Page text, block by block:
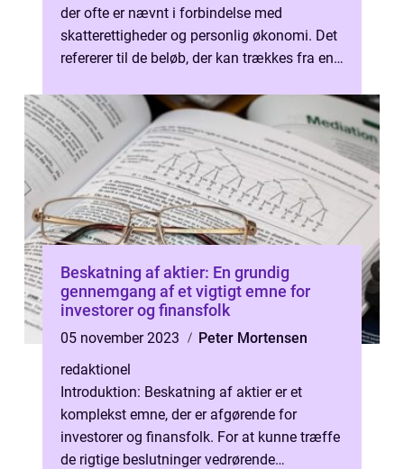
der ofte er nævnt i forbindelse med
skatterettigheder og personlig økonomi. Det
refererer til de beløb, der kan trækkes fra en
Beskatning af aktier: En grundig
gennemgang af et vigtigt emne for
investorer og finansfolk
05 november 2023
Peter Mortensen
redaktionel
Introduktion: Beskatning af aktier er et
komplekst emne, der er afgørende for
investorer og finansfolk. For at kunne træffe
de rigtige beslutninger vedrørende